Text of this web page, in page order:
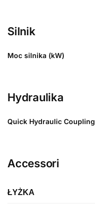
Silnik
Moc silnika (kW)
Hydraulika
Quick Hydraulic Coupling
Accessori
ŁYŻKA